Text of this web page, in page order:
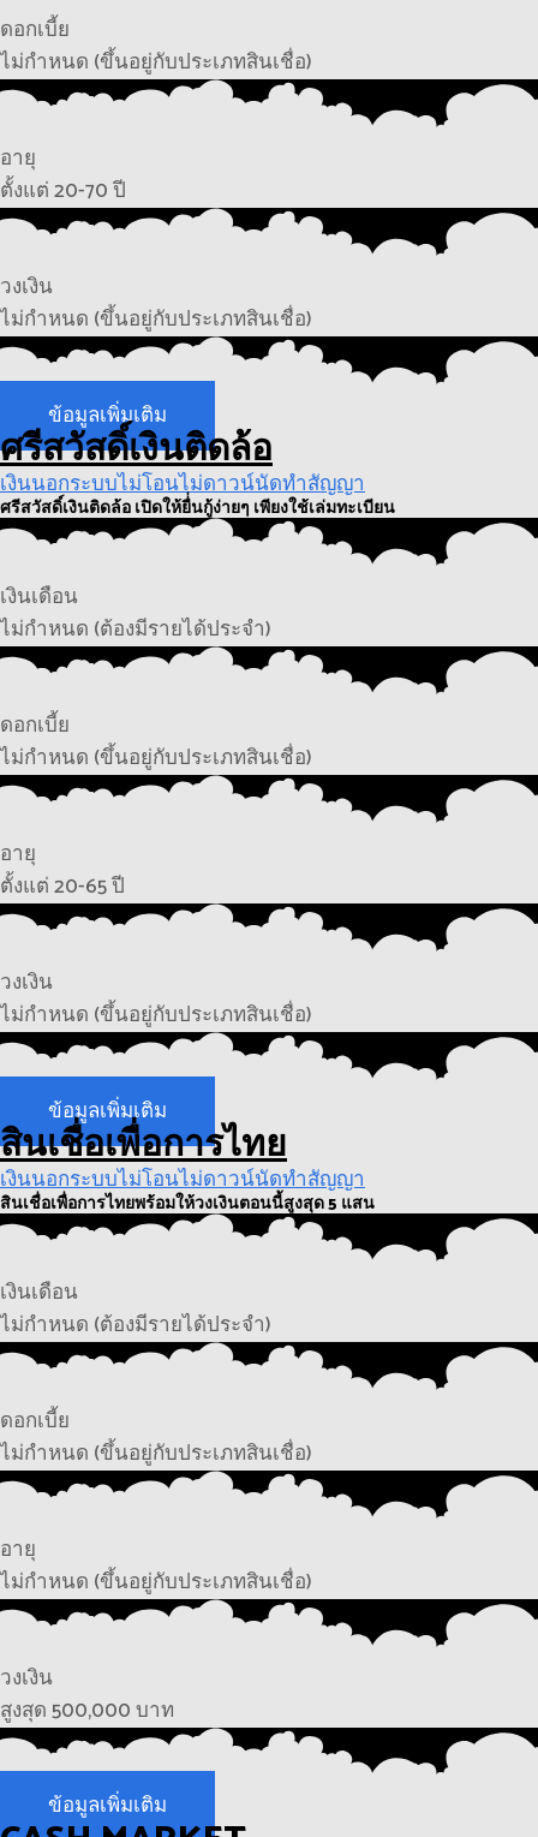
ดอกเบี้ย
ไม่กำหนด (ขึ้นอยู่กับประเภทสินเชื่อ)
อายุ
ตั้งแต่ 20-70 ปี
วงเงิน
ไม่กำหนด (ขึ้นอยู่กับประเภทสินเชื่อ)
ข้อมูลเพิ่มเติม
ศรีสวัสดิ์เงินติดล้อ
เงินนอกระบบไม่โอนไม่ดาวน์นัดทำสัญญา
ศรีสวัสดิ์เงินติดล้อ เปิดให้ยื่่นกู้ง่ายๆ เพียงใช้เล่มทะเบียน
เงินเดือน
ไม่กำหนด (ต้องมีรายได้ประจำ)
ดอกเบี้ย
ไม่กำหนด (ขึ้นอยู่กับประเภทสินเชื่อ)
อายุ
ตั้งแต่ 20-65 ปี
วงเงิน
ไม่กำหนด (ขึ้นอยู่กับประเภทสินเชื่อ)
ข้อมูลเพิ่มเติม
สินเชื่อเพื่อการไทย
เงินนอกระบบไม่โอนไม่ดาวน์นัดทำสัญญา
สินเชื่อเพื่อการไทยพร้อมให้วงเงินตอนนี้สูงสุด 5 แสน
เงินเดือน
ไม่กำหนด (ต้องมีรายได้ประจำ)
ดอกเบี้ย
ไม่กำหนด (ขึ้นอยู่กับประเภทสินเชื่อ)
อายุ
ไม่กำหนด (ขึ้นอยู่กับประเภทสินเชื่อ)
วงเงิน
สูงสุด 500,000 บาท
ข้อมูลเพิ่มเติม